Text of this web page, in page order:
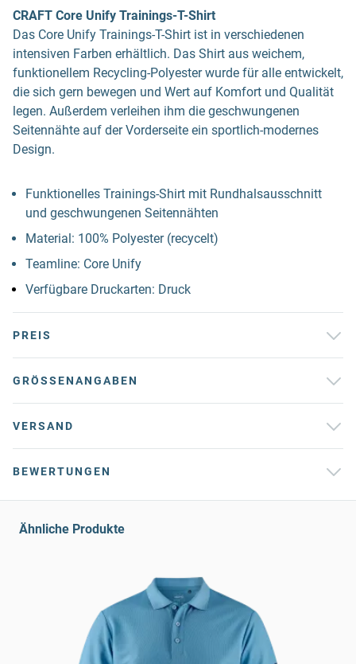
CRAFT Core Unify Trainings-T-Shirt
Das Core Unify Trainings-T-Shirt ist in verschiedenen
intensiven Farben erhältlich. Das Shirt aus weichem,
funktionellem Recycling-Polyester wurde für alle entwickelt,
die sich gern bewegen und Wert auf Komfort und Qualität
legen. Außerdem verleihen ihm die geschwungenen
Seitennähte auf der Vorderseite ein sportlich-modernes
Design.
Funktionelles Trainings-Shirt mit Rundhalsausschnitt
und geschwungenen Seitennähten
Material: 100% Polyester (recycelt)
Teamline: Core Unify
Verfügbare Druckarten: Druck
PREIS
GRÖSSENANGABEN
VERSAND
BEWERTUNGEN
Ähnliche Produkte